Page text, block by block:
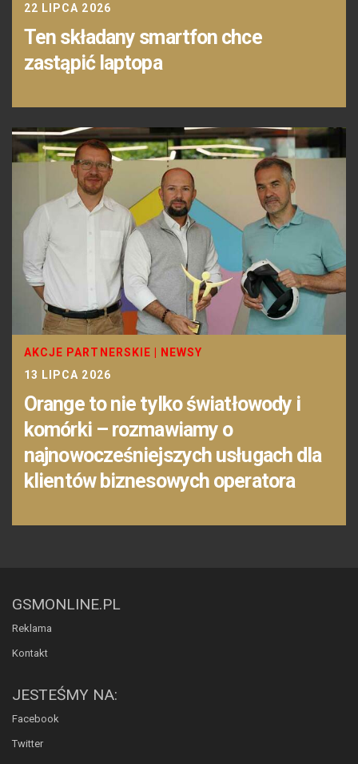
22 LIPCA 2026
Ten składany smartfon chce
zastąpić laptopa
AKCJE PARTNERSKIE
NEWSY
13 LIPCA 2026
Orange to nie tylko światłowody i
komórki – rozmawiamy o
najnowocześniejszych usługach dla
klientów biznesowych operatora
GSMONLINE.PL
Reklama
Kontakt
JESTEŚMY NA:
Facebook
Twitter